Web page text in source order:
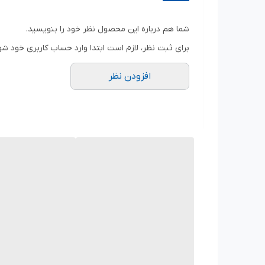
سایر توضیحات
شما هم درباره این محصول نظر خود را بنویسید.
برای ثبت نظر، لازم است ابتدا وارد حساب کاربری خود
افزودن نظر